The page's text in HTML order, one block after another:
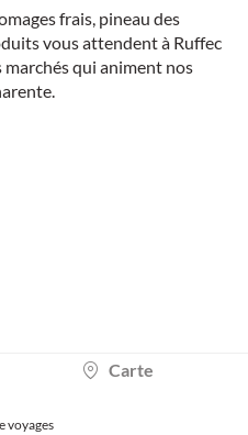
frais, pineau des
vous attendent à Ruffec
qui animent nos
Carte
voyages